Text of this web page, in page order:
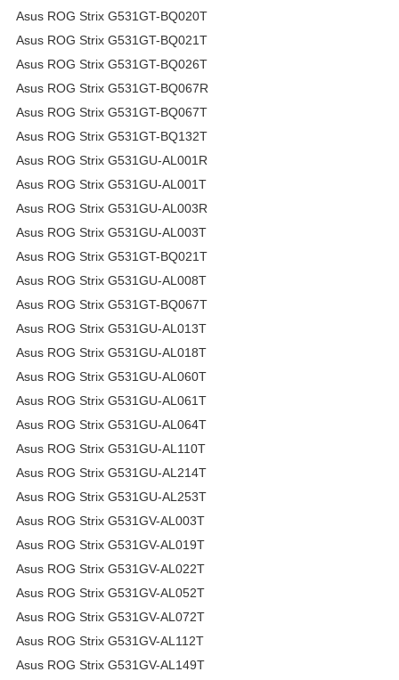
Asus ROG Strix G531GT-BQ020T
Asus ROG Strix G531GT-BQ021T
Asus ROG Strix G531GT-BQ026T
Asus ROG Strix G531GT-BQ067R
Asus ROG Strix G531GT-BQ067T
Asus ROG Strix G531GT-BQ132T
Asus ROG Strix G531GU-AL001R
Asus ROG Strix G531GU-AL001T
Asus ROG Strix G531GU-AL003R
Asus ROG Strix G531GU-AL003T
Asus ROG Strix G531GT-BQ021T
Asus ROG Strix G531GU-AL008T
Asus ROG Strix G531GT-BQ067T
Asus ROG Strix G531GU-AL013T
Asus ROG Strix G531GU-AL018T
Asus ROG Strix G531GU-AL060T
Asus ROG Strix G531GU-AL061T
Asus ROG Strix G531GU-AL064T
Asus ROG Strix G531GU-AL110T
Asus ROG Strix G531GU-AL214T
Asus ROG Strix G531GU-AL253T
Asus ROG Strix G531GV-AL003T
Asus ROG Strix G531GV-AL019T
Asus ROG Strix G531GV-AL022T
Asus ROG Strix G531GV-AL052T
Asus ROG Strix G531GV-AL072T
Asus ROG Strix G531GV-AL112T
Asus ROG Strix G531GV-AL149T